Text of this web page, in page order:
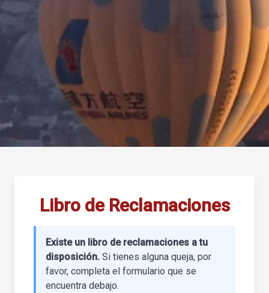
Libro de Reclamaciones
Existe un libro de reclamaciones a tu
disposición. Si tienes alguna queja, por
favor, completa el formulario que se
encuentra debajo.